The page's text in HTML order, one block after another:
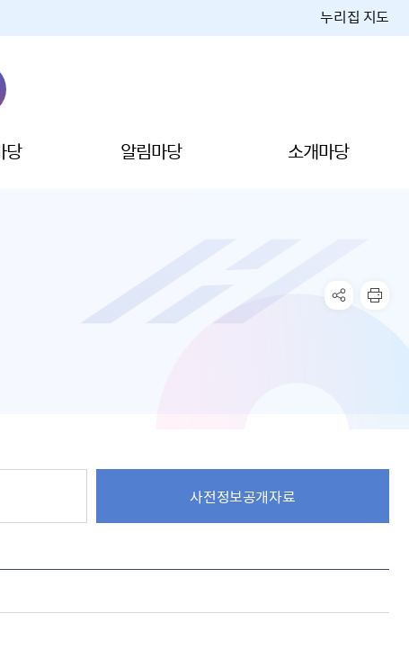
누리집 지도
당 알림마당 소개마당
사전정보공개자료